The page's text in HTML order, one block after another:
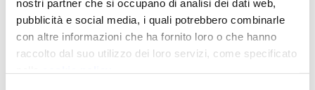
nostri partner che si occupano di analisi dei dati web,
pubblicità e social media, i quali potrebbero combinarle
con altre informazioni che ha fornito loro o che hanno
raccolto dal suo utilizzo dei loro servizi, come specificato